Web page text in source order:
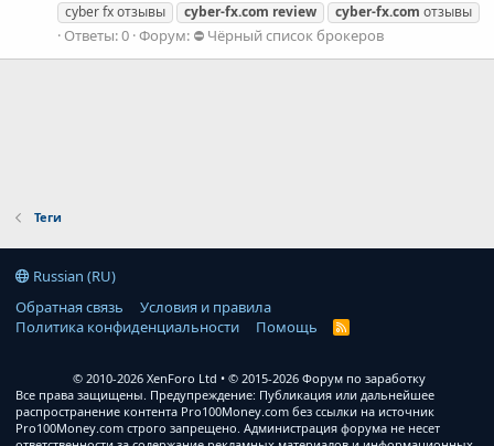
cyber fx отзывы
cyber-fx.com review cyber-fx.com отзывы
Ответы: 0 Форум: ⛔ Чёрный список брокеров
Теги
Russian (RU)
Обратная связь
Условия и правила
Политика конфиденциальности
Помощь
R
© 2010-2026 XenForo Ltd
© 2015-2026 Форум по заработку
Все права защищены. Предупреждение: Публикация или дальнейшее
распространение контента Pro100Money.com без ссылки на источник
Pro100Money.com строго запрещено. Администрация форума не несет